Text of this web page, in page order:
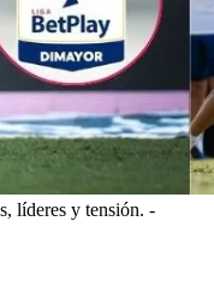
líderes y tensión. -